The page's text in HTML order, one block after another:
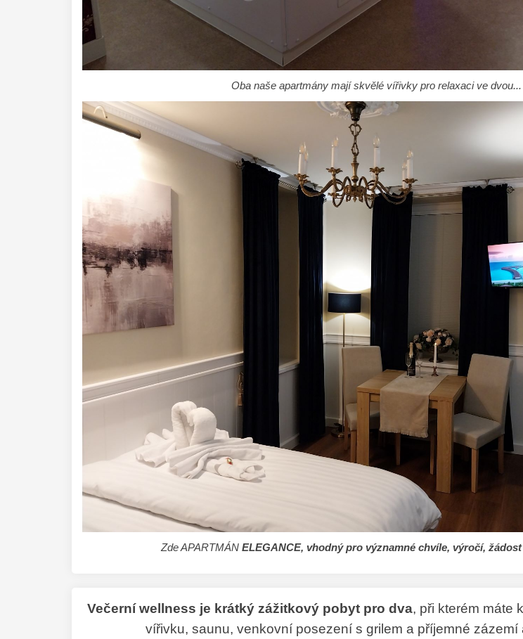
Oba naše apartmány mají skvělé vířivky pro relaxaci ve dvou...
Zde APARTMÁNELEGANCE, vhodný pro významné chvíle, výročí,
Večerní wellness je krátký zážitkový pobyt pro dva, při kterém máte
vířivku, saunu, venkovní posezení s grilem a příjemné zázemí